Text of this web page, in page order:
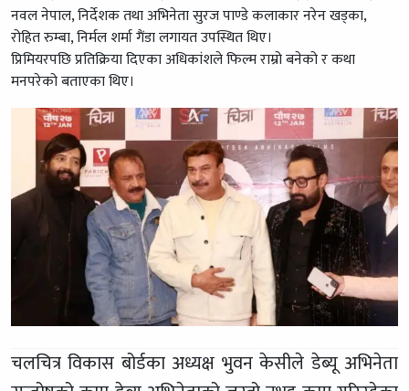
नवल नेपाल, निर्देशक तथा अभिनेता सुरज पाण्डे कलाकार नरेन खड्का,
रोहित रुम्बा, निर्मल शर्मा गैंडा लगायत उपस्थित थिए।
प्रिमियरपछि प्रतिक्रिया दिएका अधिकांशले फिल्म राम्रो बनेको र कथा
मनपरेको बताएका थिए।
चलचित्र विकास बोर्डका अध्यक्ष भुवन केसीले डेब्यू अभिनेता